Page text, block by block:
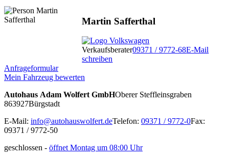
Martin Safferthal
Verkaufsberater09371 / 9772-68E-Mail
schreiben
Anfrageformular
Mein Fahrzeug bewerten
Autohaus Adam Wolfert GmbHOberer Steffleinsgraben
863927Bürgstadt
E-Mail: info@autohauswolfert.deTelefon: 09371 / 9772-0Fax:
09371 / 9772-50
geschlossen - öffnet Montag um 08:00 Uhr